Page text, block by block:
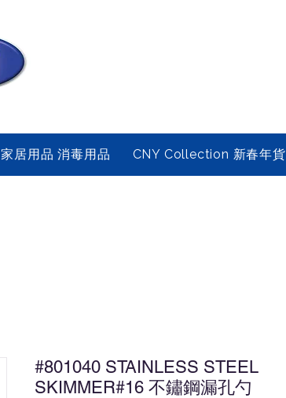
家居用品 消毒用品 CNY Collection 新春年貨
#801040 STAINLESS STEEL
SKIMMER#16 不鏽鋼漏孔勺